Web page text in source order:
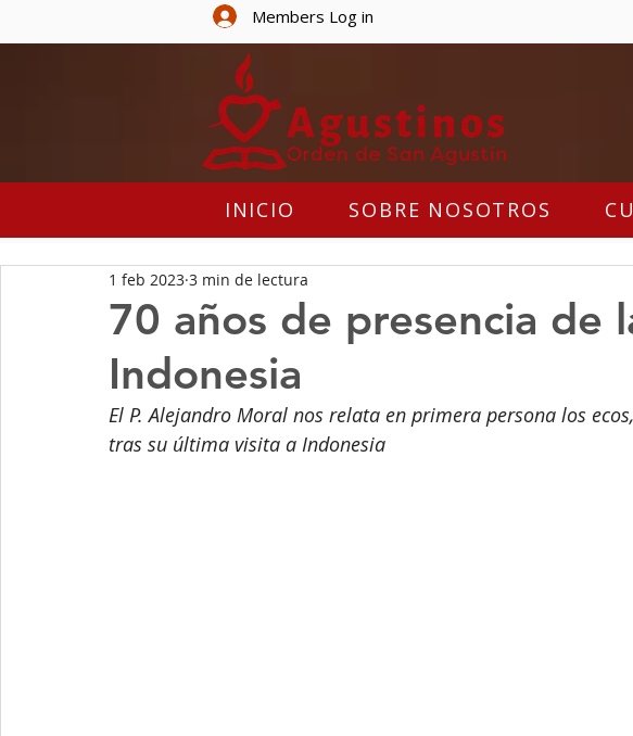
Members Log in
INICIO SOBRE NOSOTROS
70 años de presencia de
Indonesia
1 feb 2023 3 min de lectura
El P. Alejandro Moral nos relata en primera persona los
tras su última visita a Indonesia